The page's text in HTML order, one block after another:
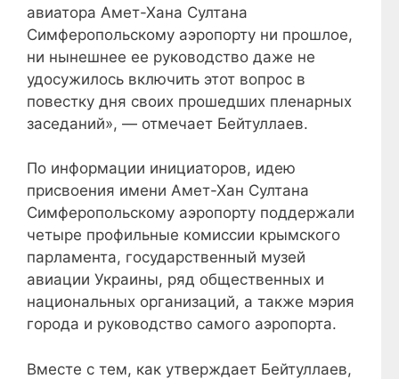
авиатора Амет-Хана Султана
Симферопольскому аэропорту ни прошлое,
ни нынешнее ее руководство даже не
удосужилось включить этот вопрос в
повестку дня своих прошедших пленарных
заседаний», — отмечает Бейтуллаев.
По информации инициаторов, идею
присвоения имени Амет-Хан Султана
Симферопольскому аэропорту поддержали
четыре профильные комиссии крымского
парламента, государственный музей
авиации Украины, ряд общественных и
национальных организаций, а также мэрия
города и руководство самого аэропорта.
Вместе с тем, как утверждает Бейтуллаев,